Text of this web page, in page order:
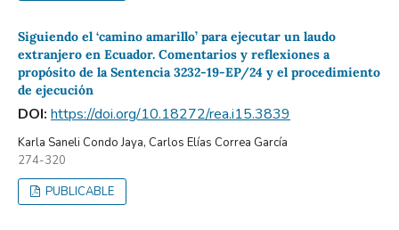
Siguiendo el ‘camino amarillo’ para ejecutar un laudo
extranjero en Ecuador. Comentarios y reflexiones a
propósito de la Sentencia 3232-19-EP/24 y el procedimiento
de ejecución
DOI: https://doi.org/10.18272/rea.i15.3839
Karla Saneli Condo Jaya, Carlos Elías Correa García
274-320
PUBLICABLE